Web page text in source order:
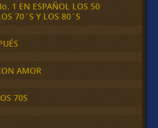
1 EN ESPAÑOL LOS 50
70´S Y LOS 80´S
AMOR
70S